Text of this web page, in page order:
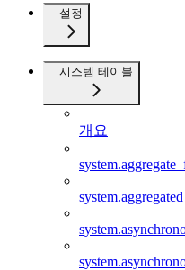
설정
시스템 테이블
개요